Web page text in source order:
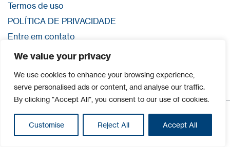
We value your privacy
We use cookies to enhance your browsing experience,
serve personalised ads or content, and analyse our traffic.
By clicking "Accept All", you consent to our use of cookies.
Customise Reject All Accept All
Termos de uso
POLÍTICA DE PRIVACIDADE
Entre em contato
Iniciar sessão